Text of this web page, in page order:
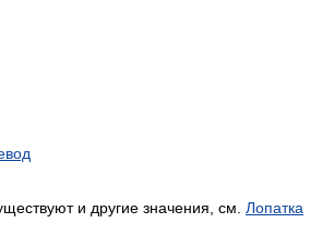
и другие значения, см. Лопатка